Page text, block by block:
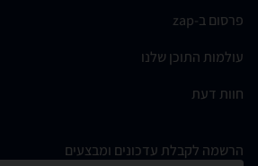
פרסום ב-zap
עולמות התוכן שלנו
חוות דעת
הרשמה לקבלת עדכונים ומבצעים